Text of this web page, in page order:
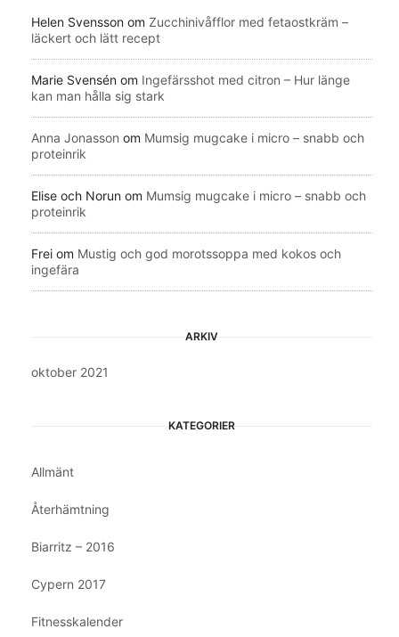
Helen Svensson om Zucchinivåfflor med fetaostkräm –
läckert och lätt recept
Marie Svensén om Ingefärsshot med citron – Hur länge
kan man hålla sig stark
Anna Jonasson om Mumsig mugcake i micro – snabb och
proteinrik
Elise och Norun om Mumsig mugcake i micro – snabb och
proteinrik
Frei om Mustig och god morotssoppa med kokos och
ingefära
ARKIV
oktober 2021
KATEGORIER
Allmänt
Återhämtning
Biarritz – 2016
Cypern 2017
Fitnesskalender